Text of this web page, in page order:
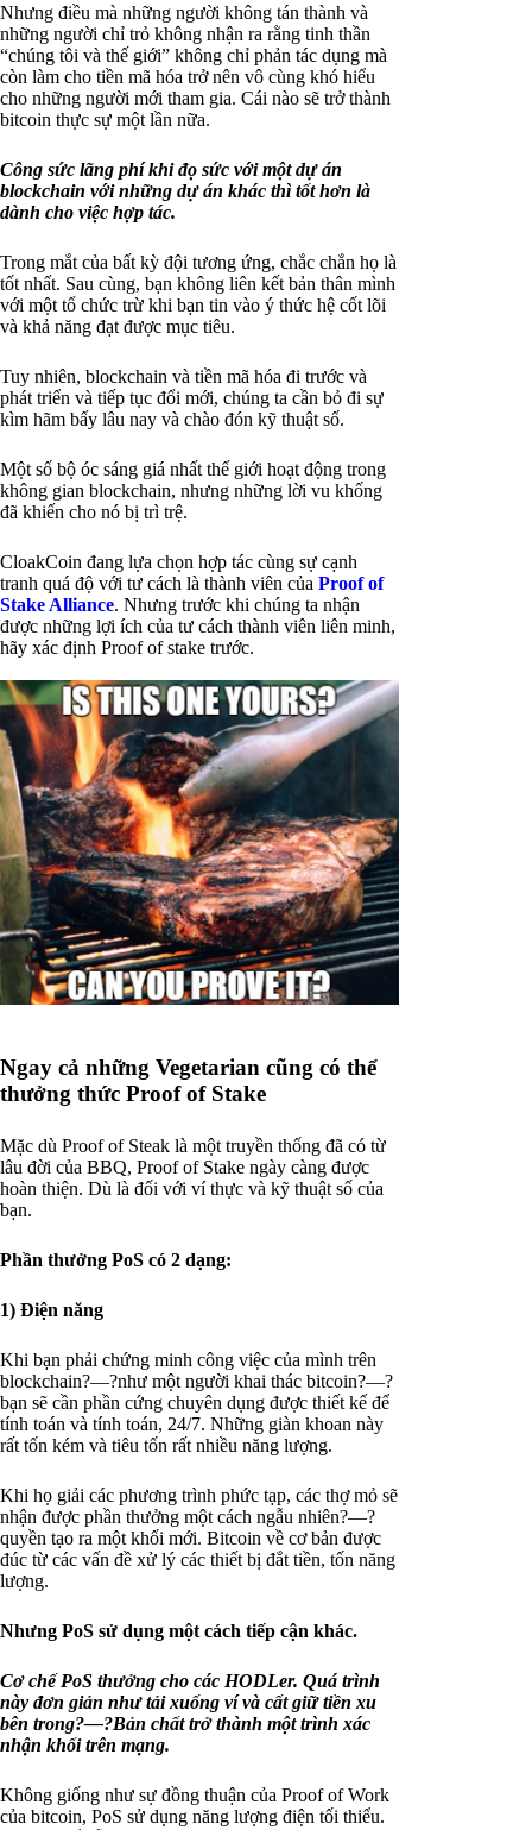
Nhưng điều mà những người không tán thành và
những người chỉ trỏ không nhận ra rằng tinh thần
“chúng tôi và thế giới” không chỉ phản tác dụng mà
còn làm cho tiền mã hóa trở nên vô cùng khó hiểu
cho những người mới tham gia. Cái nào sẽ trở thành
bitcoin thực sự một lần nữa.
Công sức lãng phí khi đọ sức với một dự án
blockchain với những dự án khác thì tốt hơn là
dành cho việc hợp tác.
Trong mắt của bất kỳ đội tương ứng, chắc chắn họ là
tốt nhất. Sau cùng, bạn không liên kết bản thân mình
với một tổ chức trừ khi bạn tin vào ý thức hệ cốt lõi
và khả năng đạt được mục tiêu.
Tuy nhiên, blockchain và tiền mã hóa đi trước và
phát triển và tiếp tục đổi mới, chúng ta cần bỏ đi sự
kìm hãm bấy lâu nay và chào đón kỹ thuật số.
Một số bộ óc sáng giá nhất thế giới hoạt động trong
không gian blockchain, nhưng những lời vu khống
đã khiến cho nó bị trì trệ.
CloakCoin đang lựa chọn hợp tác cùng sự cạnh
tranh quá độ với tư cách là thành viên của Proof of
Stake Alliance. Nhưng trước khi chúng ta nhận
được những lợi ích của tư cách thành viên liên minh,
hãy xác định Proof of stake trước.
Ngay cả những Vegetarian cũng có thể
thưởng thức Proof of Stake
Mặc dù Proof of Steak là một truyền thống đã có từ
lâu đời của BBQ, Proof of Stake ngày càng được
hoàn thiện. Dù là đối với ví thực và kỹ thuật số của
bạn.
Phần thưởng PoS có 2 dạng:
1) Điện năng
Khi bạn phải chứng minh công việc của mình trên
blockchain?—?như một người khai thác bitcoin?—?
bạn sẽ cần phần cứng chuyên dụng được thiết kế để
tính toán và tính toán, 24/7. Những giàn khoan này
rất tốn kém và tiêu tốn rất nhiều năng lượng.
Khi họ giải các phương trình phức tạp, các thợ mỏ sẽ
nhận được phần thưởng một cách ngẫu nhiên?—?
quyền tạo ra một khối mới. Bitcoin về cơ bản được
đúc từ các vấn đề xử lý các thiết bị đắt tiền, tốn năng
lượng.
Nhưng PoS sử dụng một cách tiếp cận khác.
Cơ chế PoS thưởng cho các HODLer. Quá trình
này đơn giản như tải xuống ví và cất giữ tiền xu
bên trong?—?Bản chất trở thành một trình xác
nhận khối trên mạng.
Không giống như sự đồng thuận của Proof of Work
của bitcoin, PoS sử dụng năng lượng điện tối thiểu.